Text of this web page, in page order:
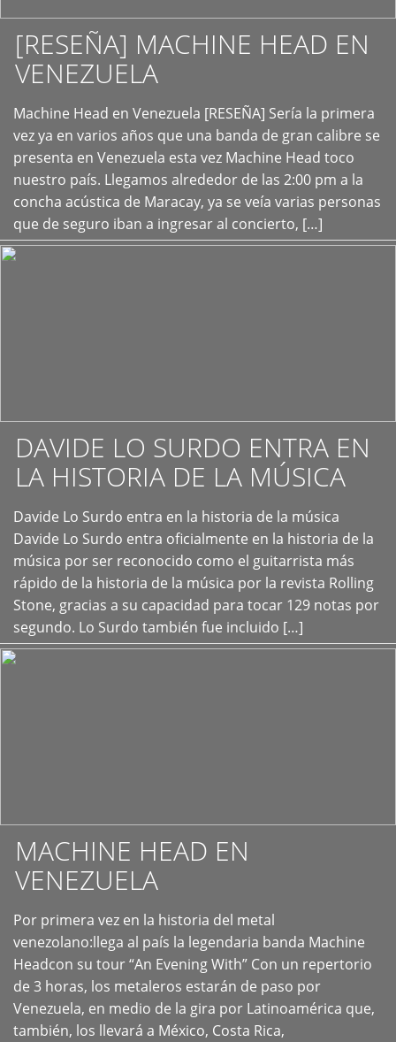
[RESEÑA] MACHINE HEAD EN
VENEZUELA
Machine Head en Venezuela [RESEÑA] Sería la primera
vez ya en varios años que una banda de gran calibre se
presenta en Venezuela esta vez Machine Head toco
nuestro país. Llegamos alrededor de las 2:00 pm a la
concha acústica de Maracay, ya se veía varias personas
que de seguro iban a ingresar al concierto, […]
+
DAVIDE LO SURDO ENTRA EN
LA HISTORIA DE LA MÚSICA
Davide Lo Surdo entra en la historia de la música
Davide Lo Surdo entra oficialmente en la historia de la
música por ser reconocido como el guitarrista más
rápido de la historia de la música por la revista Rolling
Stone, gracias a su capacidad para tocar 129 notas por
segundo. Lo Surdo también fue incluido […]
+
MACHINE HEAD EN
VENEZUELA
Por primera vez en la historia del metal
venezolano:llega al país la legendaria banda Machine
Headcon su tour “An Evening With” Con un repertorio
de 3 horas, los metaleros estarán de paso por
Venezuela, en medio de la gira por Latinoamérica que,
también, los llevará a México, Costa Rica,
+